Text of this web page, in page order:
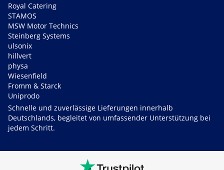
Royal Catering
STAMOS
MSW Motor Technics
Steinberg Systems
ulsonix
hillvert
physa
Wiesenfield
Fromm & Starck
Uniprodo
Schnelle und zuverlässige Lieferungen innerhalb
Deutschlands, begleitet von umfassender Unterstützung bei
jedem Schritt.